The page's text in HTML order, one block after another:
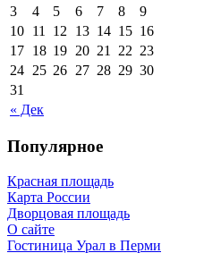
« Дек
3
4 5 6 7 8
9
10 11 12 13 14 15 16
17 18 19 20 21 22 23
24 25 26 27 28 29 30
31
Популярное
Красная площадь
Карта России
Дворцовая площадь
О сайте
Гостиница Урал в Перми